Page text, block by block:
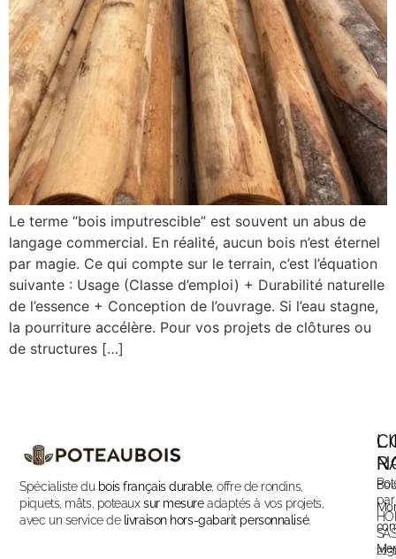
Le terme “bois imputrescible” est souvent un abus de
langage commercial. En réalité, aucun bois n’est éternel
par magie. Ce qui compte sur le terrain, c’est l’équation
suivante : Usage (Classe d’emploi) + Durabilité naturelle
de l’essence + Conception de l’ouvrage. Si l’eau stagne,
la pourriture accélère. Pour vos projets de clôtures ou
de structures […]
Spécialiste du bois français durable, offre de rondins,
piquets, mâts, poteauxsur mesureadaptés à vos projets,
avec un service de livraison hors-gabarit personnalisé.
par